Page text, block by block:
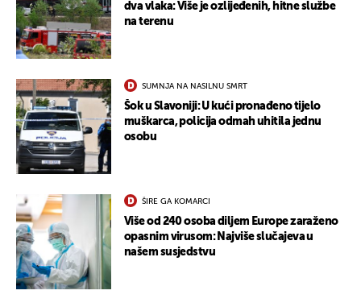
dva vlaka: Više je ozlijeđenih, hitne službe
na terenu
SUMNJA NA NASILNU SMRT
Šok u Slavoniji: U kući pronađeno tijelo
muškarca, policija odmah uhitila jednu
osobu
ŠIRE GA KOMARCI
Više od 240 osoba diljem Europe zaraženo
opasnim virusom: Najviše slučajeva u
našem susjedstvu